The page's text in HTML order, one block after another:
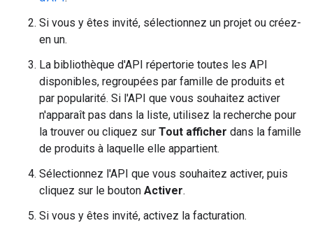
Si vous y êtes invité, sélectionnez un projet ou créez-
en un.
La bibliothèque d'API répertorie toutes les API
disponibles, regroupées par famille de produits et
par popularité. Si l'API que vous souhaitez activer
n'apparaît pas dans la liste, utilisez la recherche pour
la trouver ou cliquez sur Tout afficher dans la famille
de produits à laquelle elle appartient.
Sélectionnez l'API que vous souhaitez activer, puis
cliquez sur le bouton Activer.
Si vous y êtes invité, activez la facturation.